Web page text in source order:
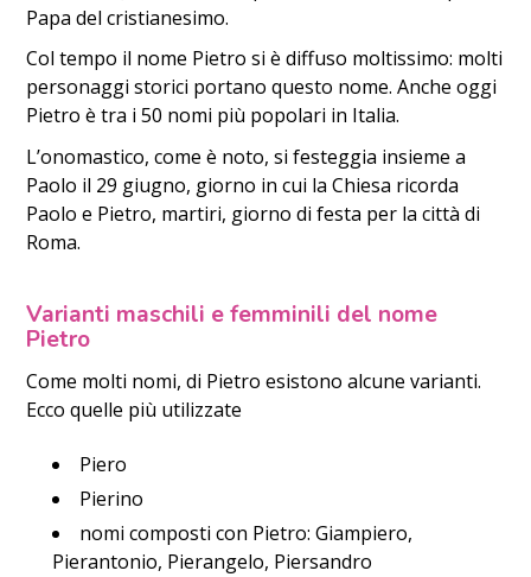
Papa del cristianesimo.
Col tempo il nome Pietro si è diffuso moltissimo: molti
personaggi storici portano questo nome. Anche oggi
Pietro è tra i 50 nomi più popolari in Italia.
L’onomastico, come è noto, si festeggia insieme a
Paolo il 29 giugno, giorno in cui la Chiesa ricorda
Paolo e Pietro, martiri, giorno di festa per la città di
Roma.
Varianti maschili e femminili del nome
Pietro
Come molti nomi, di Pietro esistono alcune varianti.
Ecco quelle più utilizzate
Piero
Pierino
nomi composti con Pietro: Giampiero,
Pierantonio, Pierangelo, Piersandro